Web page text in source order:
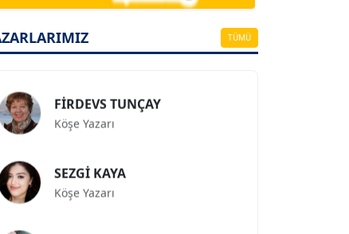
TÜMÜ
Köşe Yazarı
Köşe Yazarı
Köşe Yazarı